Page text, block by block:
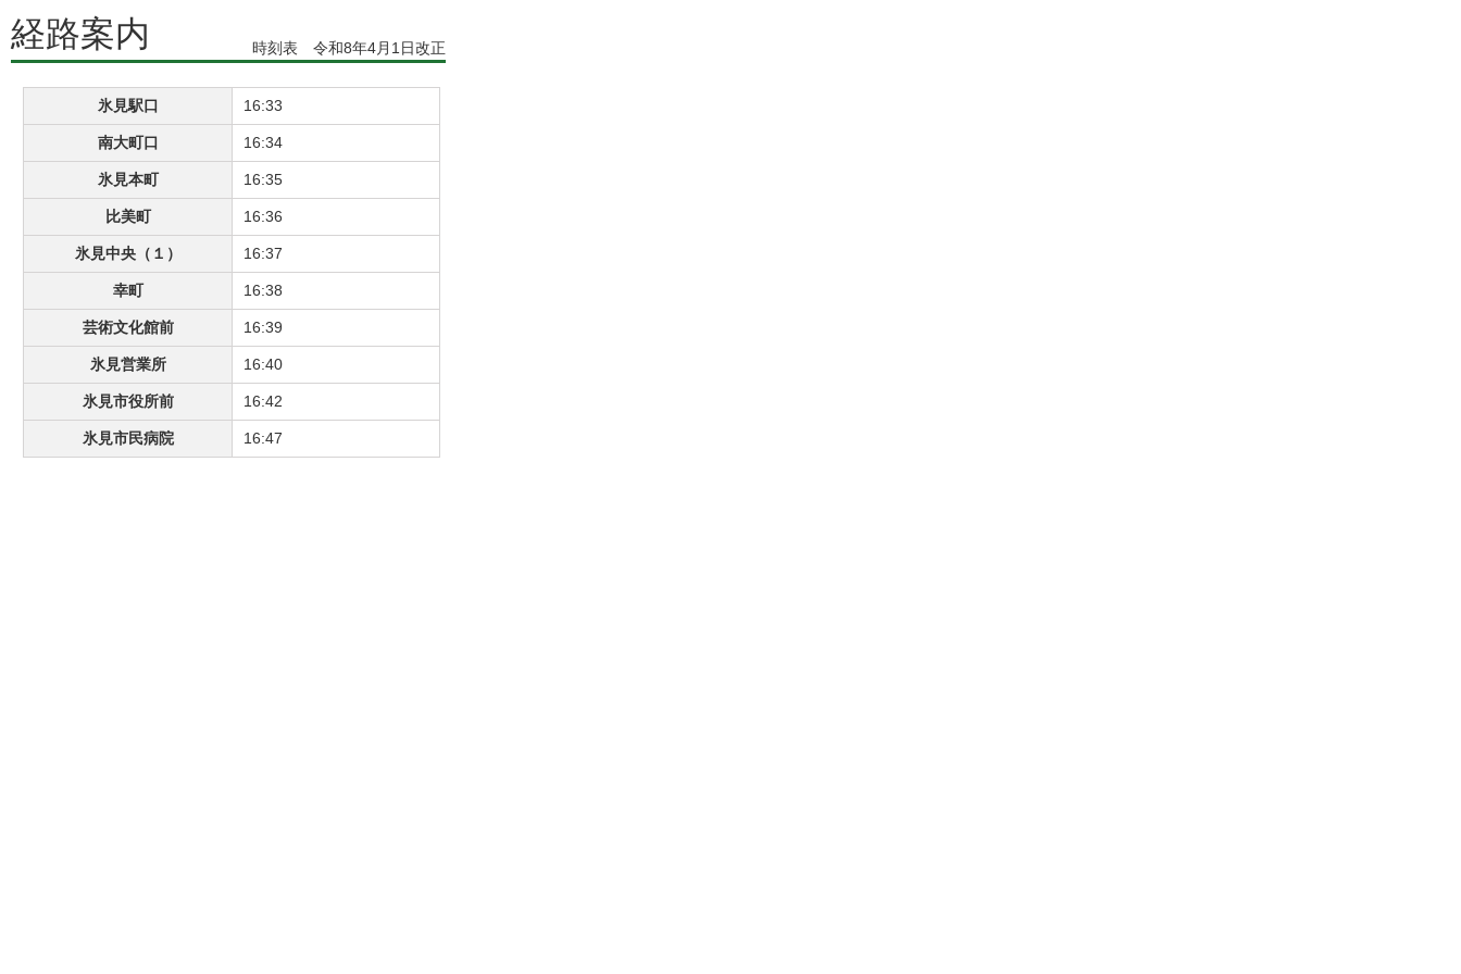
経路案内 時刻表 令和8年4月1日改正
氷見駅口 16:33
南大町口 16:34
氷見本町 16:35
比美町 16:36
氷見中央（１） 16:37
幸町 16:38
芸術文化館前 16:39
氷見営業所 16:40
氷見市役所前 16:42
氷見市民病院 16:47